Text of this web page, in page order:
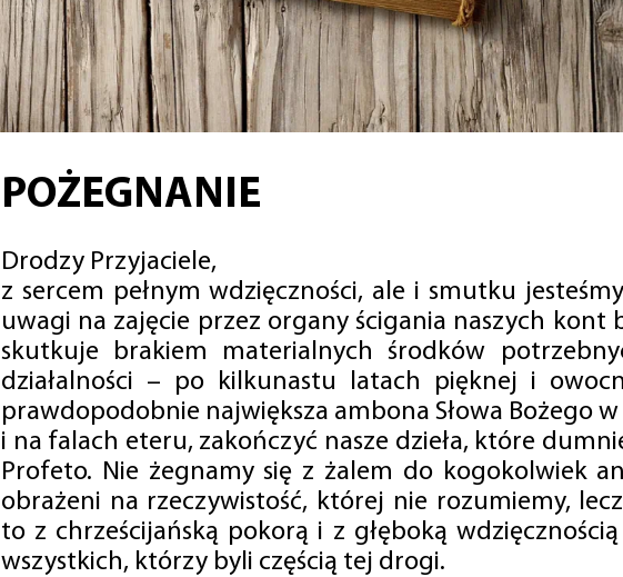
POŻEGNANIE
Drodzy Przyjaciele,
z sercem pełnym wdzięczności, ale i smutku
uwagi na zajęcie przez organy ścigania naszych kont
skutkuje brakiem materialnych środków
działalności – po kilkunastu latach pięknej i
prawdopodobnie największa ambona Słowa Bożego
i na falach eteru, zakończyć nasze dzieła, które
Profeto. Nie żegnamy się z żalem do kogokolwiek
obrażeni na rzeczywistość, której nie rozumiemy,
to z chrześcijańską pokorą i z głęboką
wszystkich, którzy byli częścią tej drogi.